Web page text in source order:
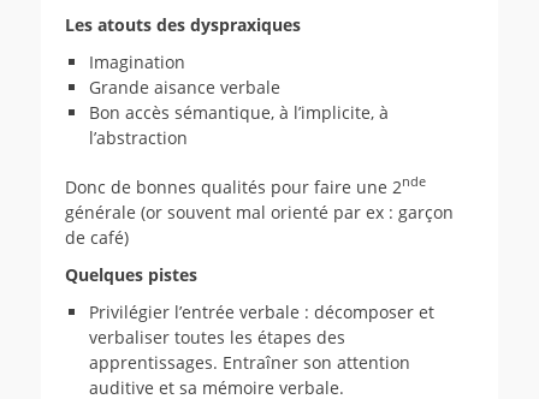
Les atouts des dyspraxiques
Imagination
Grande aisance verbale
Bon accès sémantique, à l’implicite, à
l’abstraction
Donc de bonnes qualités pour faire une 2nde
générale (or souvent mal orienté par ex : garçon
de café)
Quelques pistes
Privilégier l’entrée verbale : décomposer et
verbaliser toutes les étapes des
apprentissages. Entraîner son attention
auditive et sa mémoire verbale.